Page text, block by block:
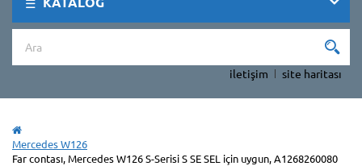
iletişim site haritası
Mercedes W126
Far contası, Mercedes W126 S-Serisi S SE SEL için uygun, A1268260080